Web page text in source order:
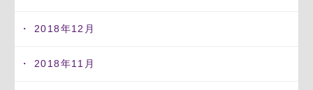
2018年12月
2018年11月